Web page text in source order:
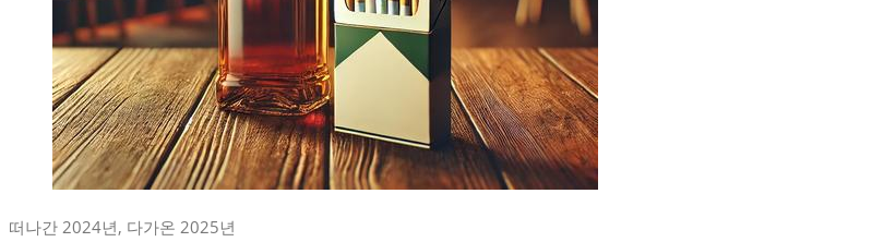
떠나간 2024년, 다가온 2025년